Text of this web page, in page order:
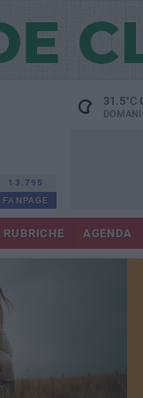
13.795
FANPAGE
31.5°C
RUBRICHE AGENDA